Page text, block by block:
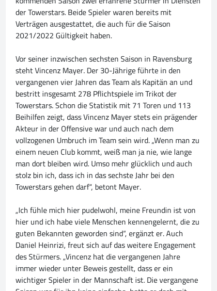
der Towerstars. Beide Spieler waren bereits mit
Verträgen ausgestattet, die auch für die Saison
2021/2022 Gültigkeit haben.
Vor seiner inzwischen sechsten Saison in Ravensburg
steht Vincenz Mayer. Der 30-Jährige führte in den
vergangenen vier Jahren das Team als Kapitän an und
bestritt insgesamt 278 Pflichtspiele im Trikot der
Towerstars. Schon die Statistik mit 71 Toren und 113
Beihilfen zeigt, dass Vincenz Mayer stets ein prägender
Akteur in der Offensive war und auch nach dem
vollzogenen Umbruch im Team sein wird. „Wenn man zu
einem neuen Club kommt, weiß man ja nie, wie lange
man dort bleiben wird. Umso mehr glücklich und auch
stolz bin ich, dass ich in das sechste Jahr bei den
Towerstars gehen darf“, betont Mayer.
„Ich fühle mich hier pudelwohl, meine Freundin ist von
hier und ich habe viele Menschen kennengelernt, die zu
guten Bekannten geworden sind“, ergänzt er. Auch
Daniel Heinrizi, freut sich auf das weitere Engagement
des Stürmers. „Vincenz hat die vergangenen Jahre
immer wieder unter Beweis gestellt, dass er ein
wichtiger Spieler in der Mannschaft ist. Die vergangene